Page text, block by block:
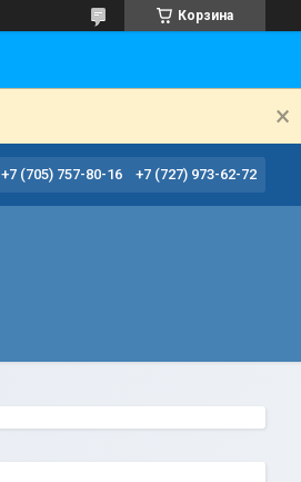
Корзина
+7 (705) 757-80-16 +7 (727) 973-62-72